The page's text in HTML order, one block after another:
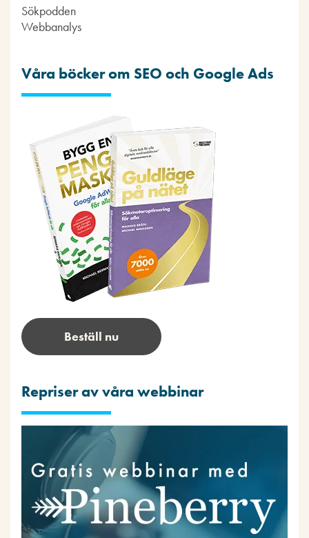
Sökpodden
Webbanalys
Våra böcker om SEO och Google Ads
Beställ nu
Repriser av våra webbinar